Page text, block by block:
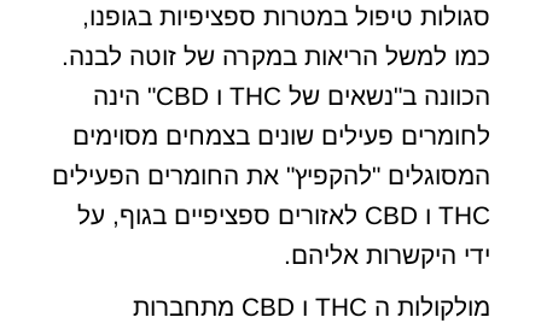
סגולות טיפול במטרות ספציפיות בגופנו,
כמו למשל הריאות במקרה של זוטה לבנה.
הכוונה ב"נשאים של THC ו CBD" הינה
לחומרים פעילים שונים בצמחים מסוימים
המסוגלים "להקפיץ" את החומרים הפעילים
THC ו CBD לאזורים ספציפיים בגוף, על
ידי היקשרות אליהם.
מולקולות ה THC ו CBD מתחברות